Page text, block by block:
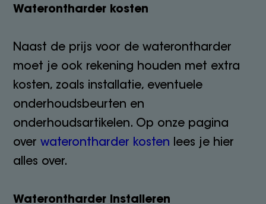
Waterontharder kosten
Naast de prijs voor de waterontharder
moet je ook rekening houden met extra
kosten, zoals installatie, eventuele
onderhoudsbeurten en
onderhoudsartikelen. Op onze pagina
overwaterontharder kosten lees je hier
alles over.
Waterontharder installeren